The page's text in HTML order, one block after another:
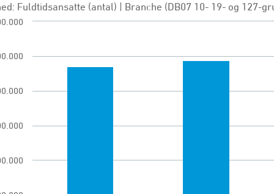
with 4 bars.
firmastatistik
has 1 X axis displaying categories.
Fuldtidsansatte (antal) | Branche (DB07 10- 19- og 127-